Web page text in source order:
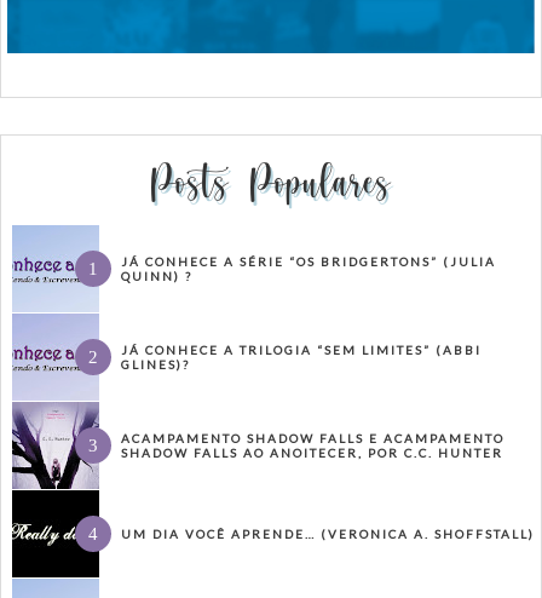
Posts Populares
JÁ CONHECE A SÉRIE “OS BRIDGERTONS” (JULIA
QUINN) ?
JÁ CONHECE A TRILOGIA “SEM LIMITES” (ABBI
GLINES)?
ACAMPAMENTO SHADOW FALLS E ACAMPAMENTO
SHADOW FALLS AO ANOITECER, POR C.C. HUNTER
UM DIA VOCÊ APRENDE… (VERONICA A. SHOFFSTALL)